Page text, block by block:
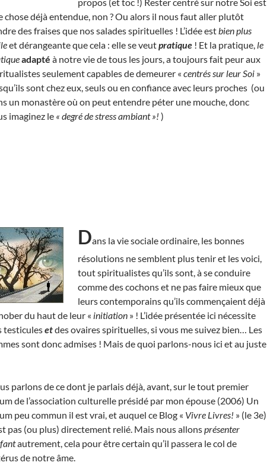
chose déjà entendue, non ? Ou alors il nous faut aller plutôt
des fraises que nos salades spirituelles ! L’idée estbien plus
et dérangeante que cela : elle se veutpratique ! Et la pratique, le
adapté à notre vie de tous les jours, a toujours fait peur aux
seulement capables de demeurer « centrés sur leur Soi »
sont chez eux, seuls ou en confiance avec leurs proches (ou
un monastère où on peut entendre péter une mouche, donc
imaginez le « degré de stress ambiant »! )
Dans la vie sociale ordinaire, les bonnes
résolutions ne semblent plus tenir et les voici,
tout spiritualistes qu’ils sont, à se conduire
comme des cochons et ne pas faire mieux que
leurs contemporains qu’ils commençaient déjà
du haut de leur « initiation » ! L’idée présentée ici nécessite
testiculesetdes ovaires spirituelles, si vous me suivez bien… Les
sont donc admises ! Mais de quoi parlons-nous ici et au juste
parlons de ce dont je parlais déjà, avant, sur le tout premier
de l’association culturelle présidé par mon épouse (2006) Un
peu commun il est vrai, et auquel ce Blog « Vivre Livres! » (le 3e)
pas (ou plus) directement relié. Mais nous allonsprésenter
autrement, cela pour être certain qu’il passera le col de
de notre âme.